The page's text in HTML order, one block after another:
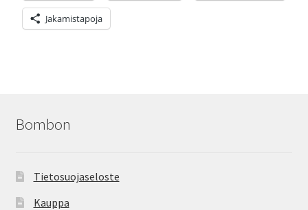
Jakamistapoja
Bombon
Tietosuojaseloste
Kauppa